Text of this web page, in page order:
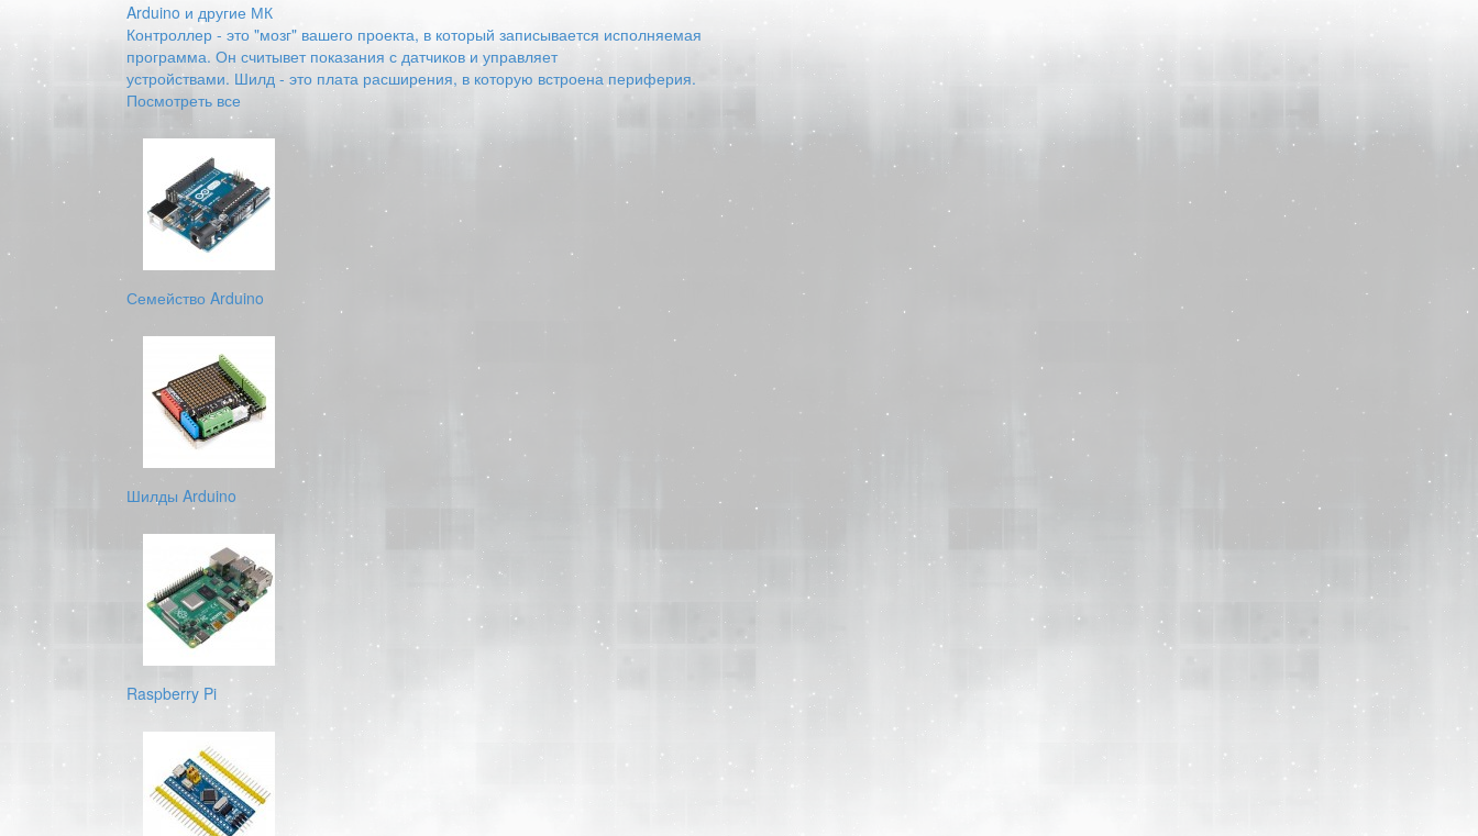
Arduino и другие МК
Контроллер - это "мозг" вашего проекта, в который записывается исполняемая
программа. Он считывет показания с датчиков и управляет
устройствами. Шилд - это плата расширения, в которую встроена периферия.
Посмотреть все
Семейство Arduino
Шилды Arduino
Raspberry Pi